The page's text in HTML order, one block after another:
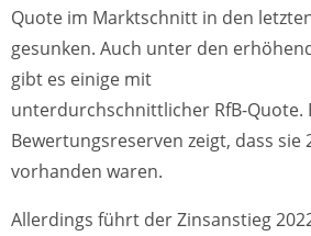
Quote im Marktschnitt in den
gesunken. Auch unter den
gibt es einige mit
unterdurchschnittlicher RfB-Quote.
Bewertungsreserven zeigt, dass sie
vorhanden waren.
Allerdings führt der Zinsanstieg